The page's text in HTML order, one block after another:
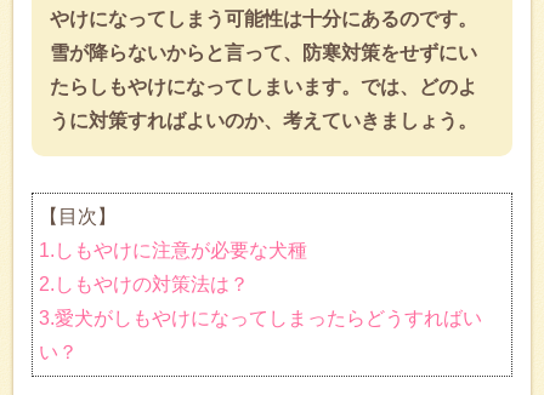
やけになってしまう可能性は十分にあるのです。
雪が降らないからと言って、防寒対策をせずにい
たらしもやけになってしまいます。では、どのよ
うに対策すればよいのか、考えていきましょう。
【目次】
1.しもやけに注意が必要な犬種
2.しもやけの対策法は？
3.愛犬がしもやけになってしまったらどうすればい
い？